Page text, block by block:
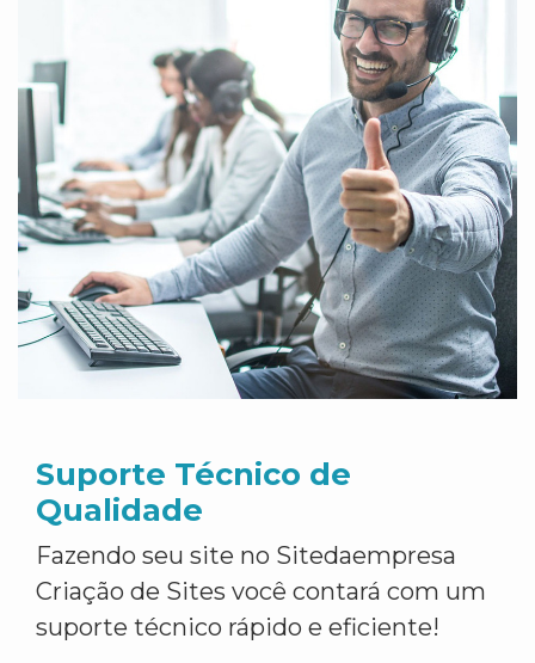
Suporte Técnico de
Qualidade
Fazendo seu site no Sitedaempresa
Criação de Sites você contará com um
suporte técnico rápido e eficiente!